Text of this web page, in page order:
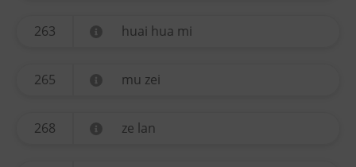
263 huai hua mi
265 mu zei
268 ze lan